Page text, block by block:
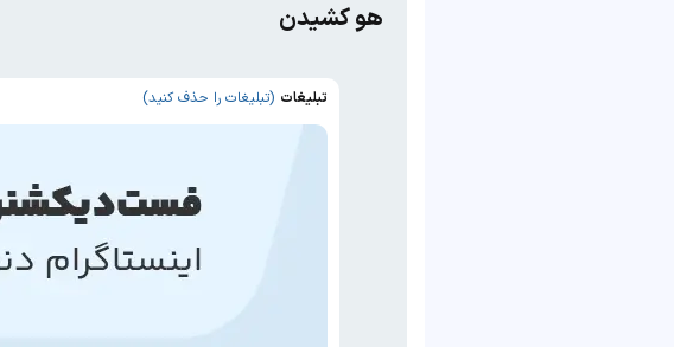
هو کشیدن
تبلیغات (تبلیغات را حذف کنید)